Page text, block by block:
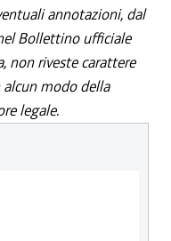
annotazioni, dal
Bollettino ufficiale
non riveste carattere
modo della
legale.